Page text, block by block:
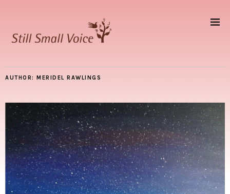
AUTHOR: MERIDEL RAWLINGS